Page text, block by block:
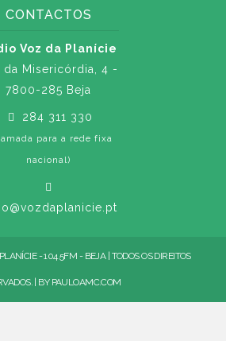
CONTACTOS
Voz da Planície
da Misericórdia, 4 -
7800-285 Beja
284 311 330
para a rede fixa
nacional)
- 104.5FM - BEJA | TODOS OS DIREITOS
| BY PAULOAMC.COM